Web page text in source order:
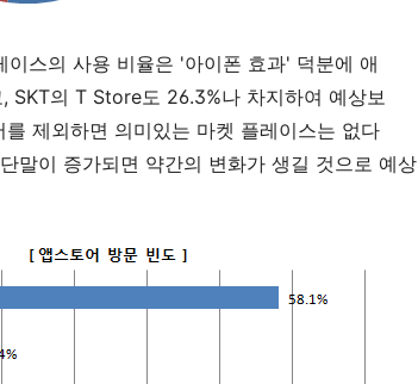
스의 사용 비율은 '아이폰 효과' 덕분에 애
SKT의 T Store도 26.3%나 차지하여 예상보
제외하면 의미있는 마켓 플레이스는 없다
말이 증가되면 약간의 변화가 생길 것으로 예상